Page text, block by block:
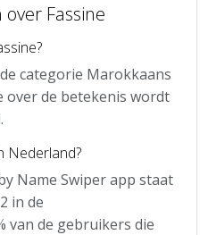
Fassine
categorie Marokkaans
over de betekenis wordt
Nederland?
Name Swiper app staat
in de
van de gebruikers die